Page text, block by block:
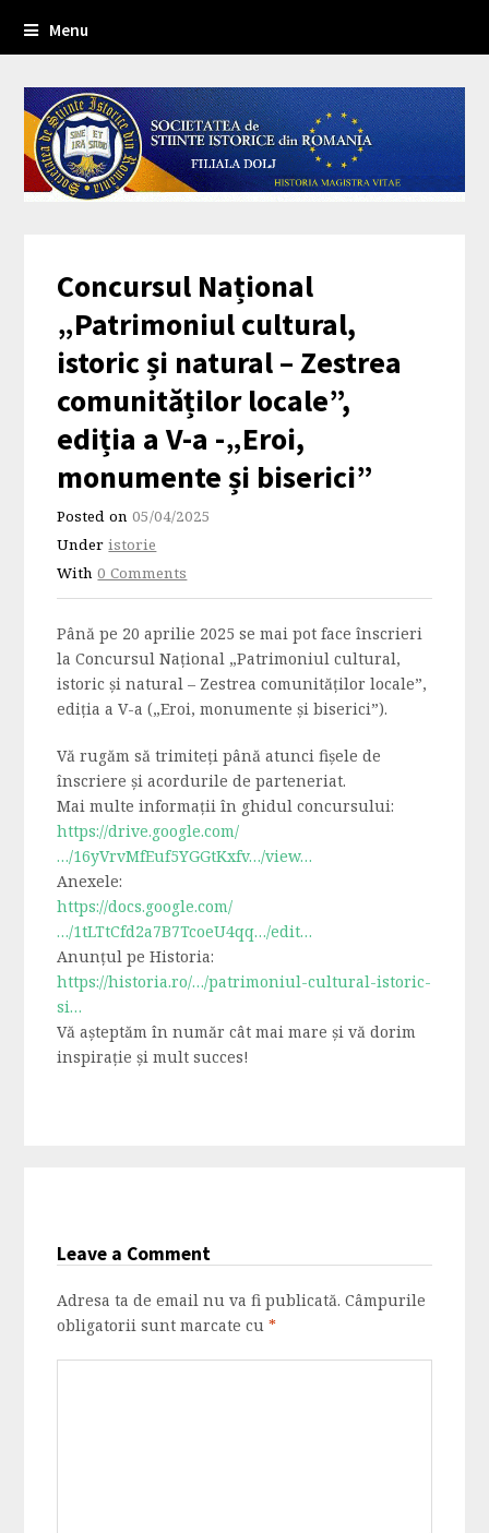
Menu
Concursul Național
„Patrimoniul cultural,
istoric și natural – Zestrea
comunităților locale”,
ediția a V-a -„Eroi,
monumente și biserici”
Posted on05/04/2025
Underistorie
With0 Comments
Până pe 20 aprilie 2025 se mai pot face înscrieri
la Concursul Național „Patrimoniul cultural,
istoric și natural – Zestrea comunităților locale”,
ediția a V-a („Eroi, monumente și biserici”).
Vă rugăm să trimiteți până atunci fișele de
înscriere și acordurile de parteneriat.
Mai multe informații în ghidul concursului:
https://drive.google.com/
…/16yVrvMfEuf5YGGtKxfv…/view…
Anexele:
https://docs.google.com/
…/1tLTtCfd2a7B7TcoeU4qq…/edit…
Anunțul pe Historia:
https://historia.ro/…/patrimoniul-cultural-istoric-
si…
Vă așteptăm în număr cât mai mare și vă dorim
inspirație și mult succes!
Leave a Comment
Adresa ta de email nu va fi publicată. Câmpurile
obligatorii sunt marcate cu*